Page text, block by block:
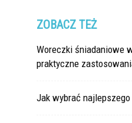
ZOBACZ TEŻ
Woreczki śniadaniowe
praktyczne
Jak wybrać